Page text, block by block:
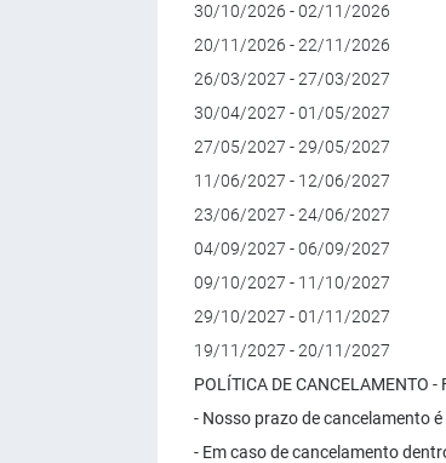
30/10/2026 - 02/11/2026
20/11/2026 - 22/11/2026
26/03/2027 - 27/03/2027
30/04/2027 - 01/05/2027
27/05/2027 - 29/05/2027
11/06/2027 - 12/06/2027
23/06/2027 - 24/06/2027
04/09/2027 - 06/09/2027
09/10/2027 - 11/10/2027
29/10/2027 - 01/11/2027
19/11/2027 - 20/11/2027
POLÍTICA DE CANCELAMENTO -
- Nosso prazo de cancelamento
- Em caso de cancelamento